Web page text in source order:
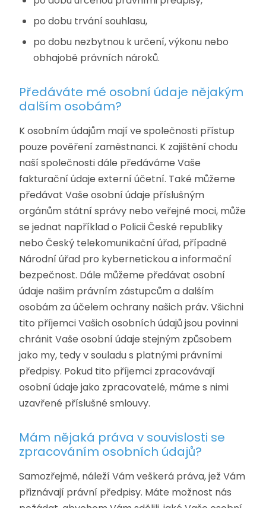
po dobu trvání souhlasu,
po dobu nezbytnou k určení, výkonu nebo
obhajobě právních nároků.
Předáváte mé osobní údaje nějakým
dalším osobám?
K osobním údajům mají ve společnosti přístup
pouze pověření zaměstnanci. K zajištění chodu
naší společnosti dále předáváme Vaše
fakturační údaje externí účetní. Také můžeme
předávat Vaše osobní údaje příslušným
orgánům státní správy nebo veřejné moci, může
se jednat například o Policii České republiky
nebo Český telekomunikační úřad, případně
Národní úřad pro kybernetickou a informační
bezpečnost. Dále můžeme předávat osobní
údaje našim právním zástupcům a dalším
osobám za účelem ochrany našich práv. Všichni
tito příjemci Vašich osobních údajů jsou povinni
chránit Vaše osobní údaje stejným způsobem
jako my, tedy v souladu s platnými právními
předpisy. Pokud tito příjemci zpracovávají
osobní údaje jako zpracovatelé, máme s nimi
uzavřené příslušné smlouvy.
Mám nějaká práva v souvislosti se
zpracováním osobních údajů?
Samozřejmě, náleží Vám veškerá práva, jež Vám
přiznávají právní předpisy. Máte možnost nás